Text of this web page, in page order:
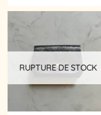
Ajouter
liste
RUPTURE DE STOCK